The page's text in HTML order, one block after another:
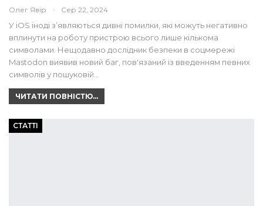
Олег Явір Сер 22, 2024
У iOS іноді з’являються дивні помилки, які можуть негативно
вплинути на роботу пристрою всього лише кількома
символами. Нещодавно дослідник безпеки в соцмережі
Mastodon виявив новий баг, пов'язаний із введенням певних
символів у пошуковій…
ЧИТАТИ ПОВНІСТЮ...
СТАТТІ